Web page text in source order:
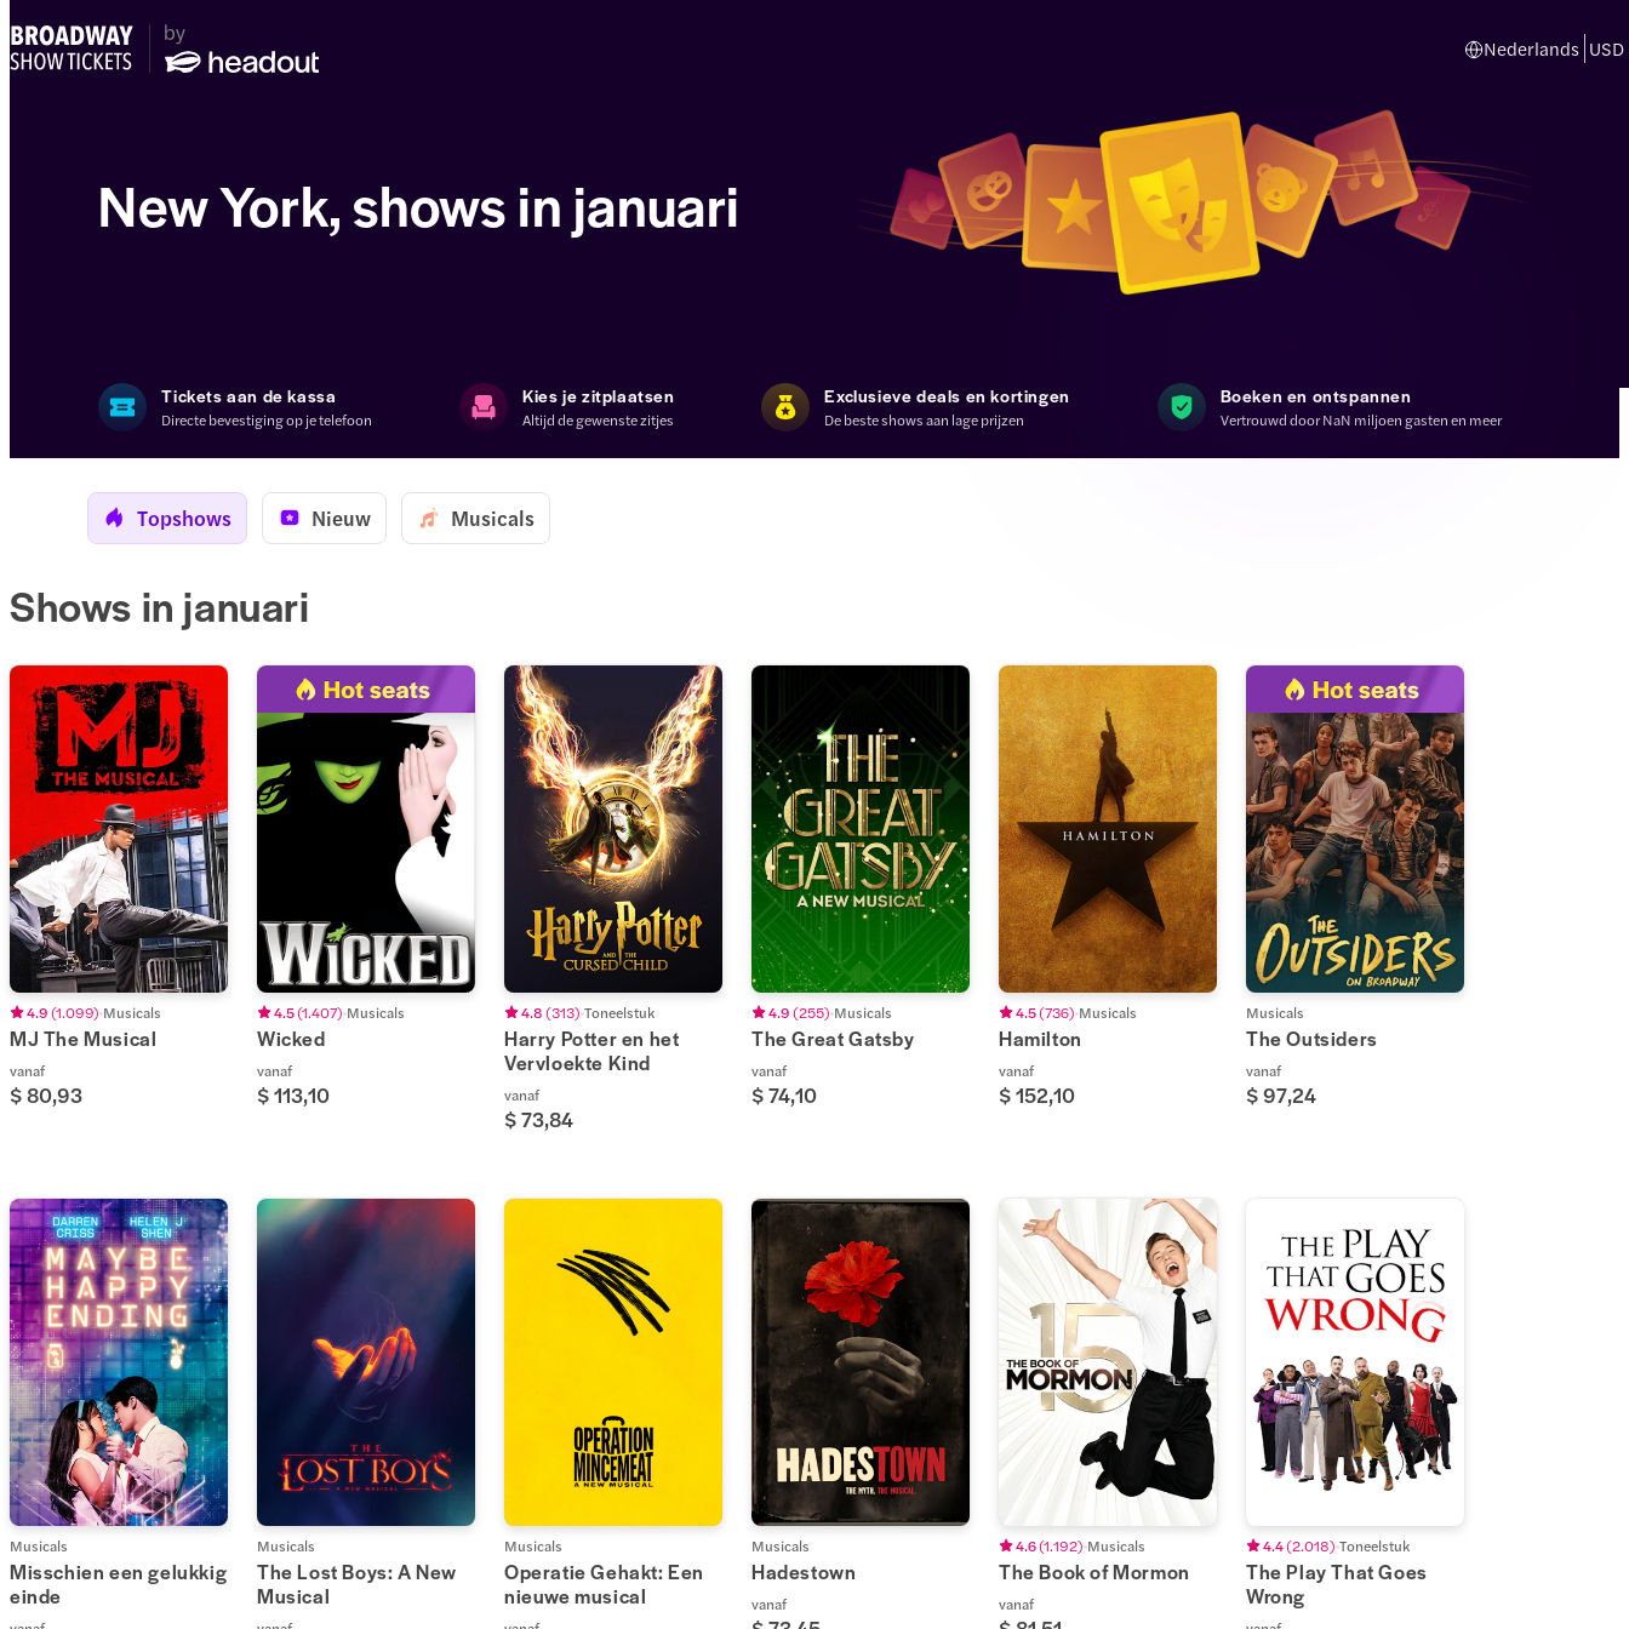
Nederlands USD
New York, shows in januari
Tickets aan de kassa
Directe bevestiging op je telefoon
Kies je zitplaatsen
Altijd de gewenste zitjes
Exclusieve deals en kortingen
De beste shows aan lage prijzen
Boeken en ontspannen
Vertrouwd door NaN miljoen gasten en meer
Topshows Nieuw Musicals
Shows in januari
4.9(1.099) Musicals
MJ The Musical
vanaf
$ 80,93
4.5(1.407) Musicals
Wicked
vanaf
$ 113,10
4.8(313) Toneelstuk
Harry Potter en het
Vervloekte Kind
vanaf
$ 73,84
4.9(255) Musicals
The Great Gatsby
vanaf
$ 74,10
4.5(736) Musicals
Hamilton
vanaf
$ 152,10
Musicals
The Outsiders
vanaf
$ 97,24
Musicals
Misschien een gelukkig
einde
Musicals
The Lost Boys: A New
Musical
Musicals
Operatie Gehakt: Een
nieuwe musical
Musicals
Hadestown
vanaf
4.6(1.192) Musicals
The Book of Mormon
vanaf
4.4(2.018) Toneelstuk
The Play That Goes
Wrong